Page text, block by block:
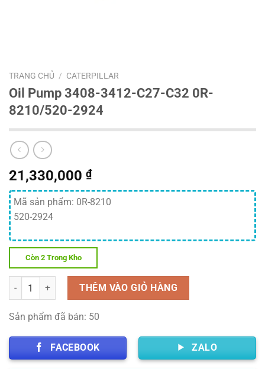
TRANG CHỦ / CATERPILLAR
Oil Pump 3408-3412-C27-C32 0R-
8210/520-2924
21,330,000 ₫
Mã sản phẩm: 0R-8210
520-2924
Còn 2 Trong Kho
Số lượng THÊM VÀO GIỎ HÀNG
Sản phẩm đã bán: 50
FACEBOOK ZALO